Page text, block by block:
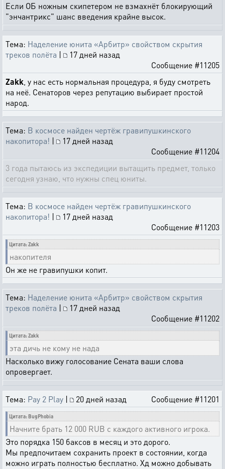
Если ОБ ножным скипетером не взмахнёт блокирующий
"энчантрикс" шанс введения крайне высок.
Тема: Наделение юнита «Арбитр» свойством скрытия
треков полёта |
17 дней назад
Сообщение #11205
Zakk , у нас есть нормальная процедура, я буду смотреть
на неё. Сенаторов через репутацию выбирает простой
народ.
Тема: В космосе найден чертёж гравипушкинского
накопитора! |
17 дней назад
Сообщение #11204
3 года пытаюсь из экспедиции вытащить предмет, только
сегодня узнаю, что нужны спец юниты.
Тема: В космосе найден чертёж гравипушкинского
накопитора! |
17 дней назад
Сообщение #11203
Цитата: Zakk
накопителя
Он же не гравипушки копит.
Тема: Наделение юнита «Арбитр» свойством скрытия
треков полёта |
17 дней назад
Сообщение #11202
Цитата: Zakk
эта дичь не кому не нада
Насколько вижу голосование Сената ваши слова
опровергает.
Тема: Pay 2 Play | 20 дней назад Сообщение #11201
Цитата: BugPhobia
Начните брать 12 000 RUB с каждого активного игрока.
Это порядка 150 баксов в месяц и это дорого.
Мы предпочитаем сохранить проект в состоянии, когда
можно играть полностью бесплатно. Хд можно добывать